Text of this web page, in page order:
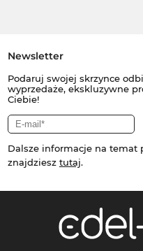
Newsletter
Podaruj swojej skrzynce
wyprzedaże, ekskluzywne
Ciebie!
Dalsze informacje na temat
znajdziesz tutaj.